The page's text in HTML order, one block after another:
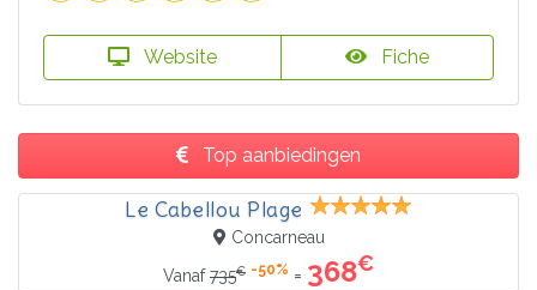
Website Fiche
Top aanbiedingen
Le Cabellou Plage
Concarneau
Vanaf735€ -50% = 368€